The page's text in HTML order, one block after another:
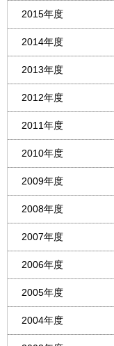
2015年度
2014年度
2013年度
2012年度
2011年度
2010年度
2009年度
2008年度
2007年度
2006年度
2005年度
2004年度